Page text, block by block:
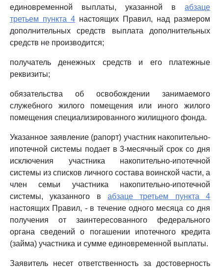
единовременной выплаты, указанной в абзаце
третьем пункта 4 настоящих Правил, над размером
дополнительных средств выплата дополнительных
средств не производится;
получатель денежных средств и его платежные
реквизиты;
обязательства об освобождении занимаемого
служебного жилого помещения или иного жилого
помещения специализированного жилищного фонда.
Указанное заявление (рапорт) участник накопительно-
ипотечной системы подает в 3-месячный срок со дня
исключения участника накопительно-ипотечной
системы из списков личного состава воинской части, а
член семьи участника накопительно-ипотечной
системы, указанного в абзаце третьем пункта 4
настоящих Правил, - в течение одного месяца со дня
получения от заинтересованного федерального
органа сведений о погашении ипотечного кредита
(займа) участника и сумме единовременной выплаты.
Заявитель несет ответственность за достоверность